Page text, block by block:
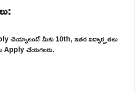
చెయ్యాలంటే మీకు 10th, ఇతర విద్యార్హతలు
Apply చేయగలరు.